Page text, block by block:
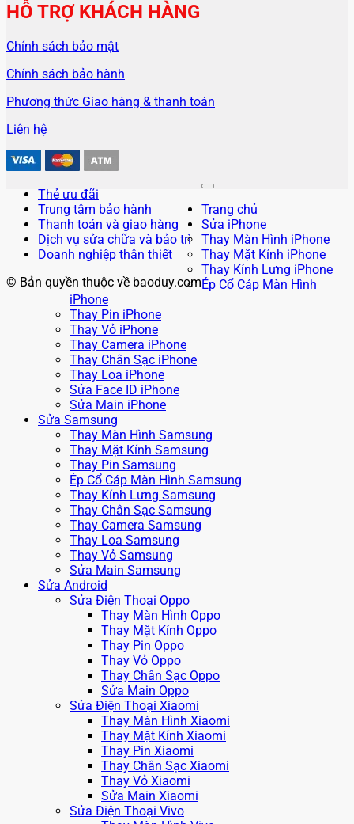
HỖ TRỢ KHÁCH HÀNG
Chính sách bảo mật
Chính sách bảo hành
Phương thức Giao hàng & thanh toán
Liên hệ
Thẻ ưu đãi
Trung tâm bảo hành
Thanh toán và giao hàng
Dịch vụ sửa chữa và bảo trì
Doanh nghiệp thân thiết
© Bản quyền thuộc về baoduy.com
Trang chủ
Sửa iPhone
Thay Màn Hình iPhone
Thay Mặt Kính iPhone
Thay Kính Lưng iPhone
Ép Cổ Cáp Màn Hình
iPhone
Thay Pin iPhone
Thay Vỏ iPhone
Thay Camera iPhone
Thay Chân Sạc iPhone
Thay Loa iPhone
Sửa Face ID iPhone
Sửa Main iPhone
Sửa Samsung
Thay Màn Hình Samsung
Thay Mặt Kính Samsung
Thay Pin Samsung
Ép Cổ Cáp Màn Hình Samsung
Thay Kính Lưng Samsung
Thay Chân Sạc Samsung
Thay Camera Samsung
Thay Loa Samsung
Thay Vỏ Samsung
Sửa Main Samsung
Sửa Android
Sửa Điện Thoại Oppo
Thay Màn Hình Oppo
Thay Mặt Kính Oppo
Thay Pin Oppo
Thay Vỏ Oppo
Thay Chân Sạc Oppo
Sửa Main Oppo
Sửa Điện Thoại Xiaomi
Thay Màn Hình Xiaomi
Thay Mặt Kính Xiaomi
Thay Pin Xiaomi
Thay Chân Sạc Xiaomi
Thay Vỏ Xiaomi
Sửa Main Xiaomi
Sửa Điện Thoại Vivo